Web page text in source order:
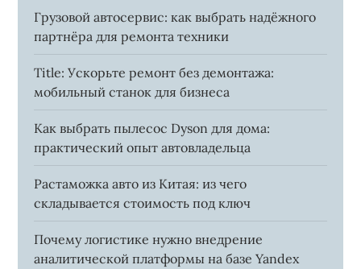
Грузовой автосервис: как выбрать надёжного
партнёра для ремонта техники
Title: Ускорьте ремонт без демонтажа:
мобильный станок для бизнеса
Как выбрать пылесос Dyson для дома:
практический опыт автовладельца
Растаможка авто из Китая: из чего
складывается стоимость под ключ
Почему логистике нужно внедрение
аналитической платформы на базе Yandex